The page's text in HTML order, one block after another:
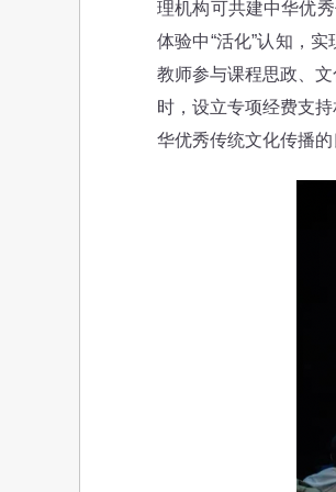
理机构可共建中华优
体验中“活化”认知，
教师参与课程思政、
时，设立专项经费支
华优秀传统文化传播的